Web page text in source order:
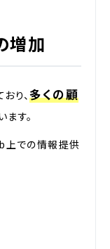
増加
り、多くの顧
ます。
上での情報提供